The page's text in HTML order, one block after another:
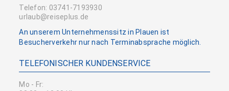
Telefon: 03741-7193930
urlaub@reiseplus.de
An unserem Unternehmenssitz in Plauen ist
Besucherverkehr nur nach Terminabsprache möglich.
TELEFONISCHER KUNDENSERVICE
Mo - Fr: